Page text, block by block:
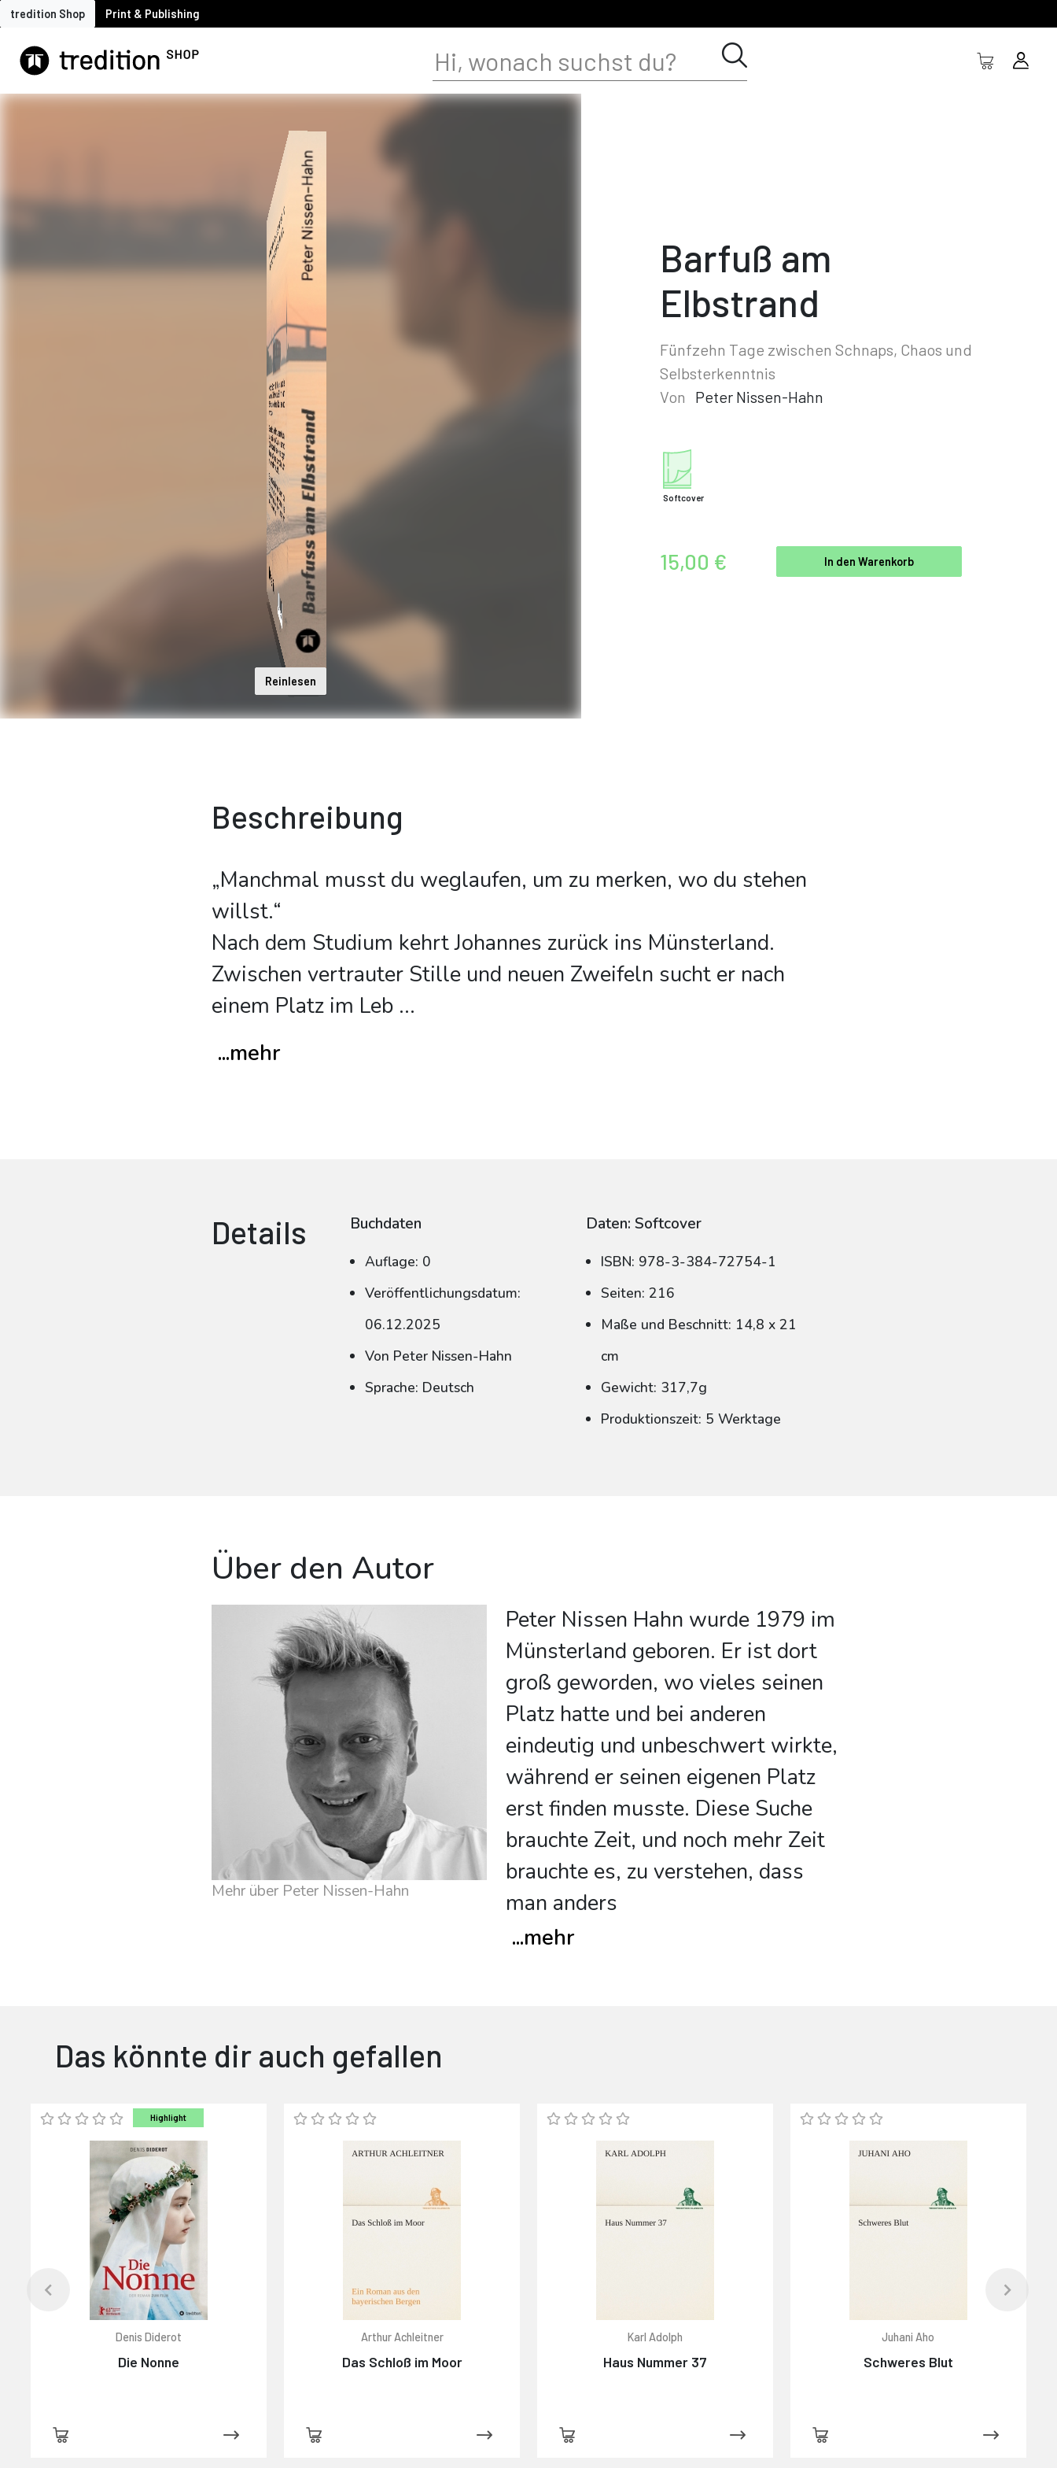
tredition Shop Print & Publishing
Reinlesen
Barfuß am
Elbstrand
Fünfzehn Tage zwischen Schnaps, Chaos und
Selbsterkenntnis
Von
Peter Nissen-Hahn
Softcover
15,00 € In den Warenkorb
Beschreibung
„Manchmal musst du weglaufen, um zu merken, wo du stehen
willst.“
Nach dem Studium kehrt Johannes zurück ins Münsterland.
Zwischen vertrauter Stille und neuen Zweifeln sucht er nach
einem Platz im Leb...
...mehr
Details Buchdaten
Auflage: 0
Veröffentlichungsdatum:
06.12.2025
Von Peter Nissen-Hahn
Sprache: Deutsch
Daten: Softcover
ISBN: 978-3-384-72754-1
Seiten: 216
Maße und Beschnitt: 14,8 x 21
cm
Gewicht: 317,7g
Produktionszeit: 5 Werktage
Über den Autor
Mehr über Peter Nissen-Hahn
Peter Nissen Hahn wurde 1979 im
Münsterland geboren. Er ist dort
groß geworden, wo vieles seinen
Platz hatte und bei anderen
eindeutig und unbeschwert wirkte,
während er seinen eigenen Platz
erst finden musste. Diese Suche
brauchte Zeit, und noch mehr Zeit
brauchte es, zu verstehen, dass
man anders
...mehr
Das könnte dir auch gefallen
Highlight
Denis Diderot
Die Nonne
Arthur Achleitner
Das Schloß im Moor
Karl Adolph
Haus Nummer 37
Juhani Aho
Schweres Blut